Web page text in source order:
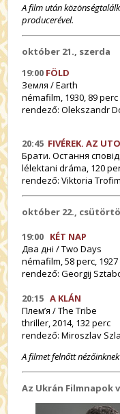
A film után
producerével.
október 21., szerda
19:00 FÖLD
Земля / Earth
némafilm, 1930, 89 perc
rendező: Olekszandr
20:45 FIVÉREK. AZ
Брати. Остання
lélektani dráma, 120
rendező:Viktoria
október 22.,
19:00 KÉT NAP
Два дні / Two Days
némafilm, 58 perc, 1927
rendező:Georgij
20:15A KLÁN
Плем’я / The Tribe
thriller, 2014, 132 perc
rendező: Miroszlav
A filmet felnőtt
Az Ukrán Filmnapok